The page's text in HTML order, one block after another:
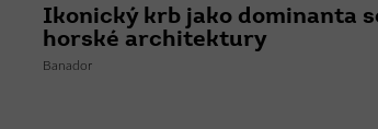
Ikonický krb jako dominanta
horské architektury
Banador